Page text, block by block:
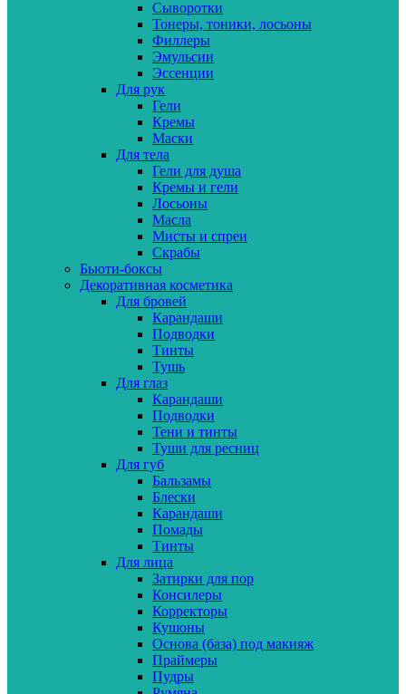
Сыворотки
Тонеры, тоники, лосьоны
Филлеры
Эмульсии
Эссенции
Для рук
Гели
Кремы
Маски
Для тела
Гели для душа
Кремы и гели
Лосьоны
Масла
Мисты и спреи
Скрабы
Бьюти-боксы
Декоративная косметика
Для бровей
Карандаши
Подводки
Тинты
Тушь
Для глаз
Карандаши
Подводки
Тени и тинты
Туши для ресниц
Для губ
Бальзамы
Блески
Карандаши
Помады
Тинты
Для лица
Затирки для пор
Консилеры
Корректоры
Кушоны
Основа (база) под макияж
Праймеры
Пудры